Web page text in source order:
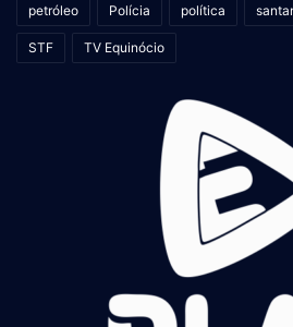
petróleo Polícia política
STF TV Equinócio